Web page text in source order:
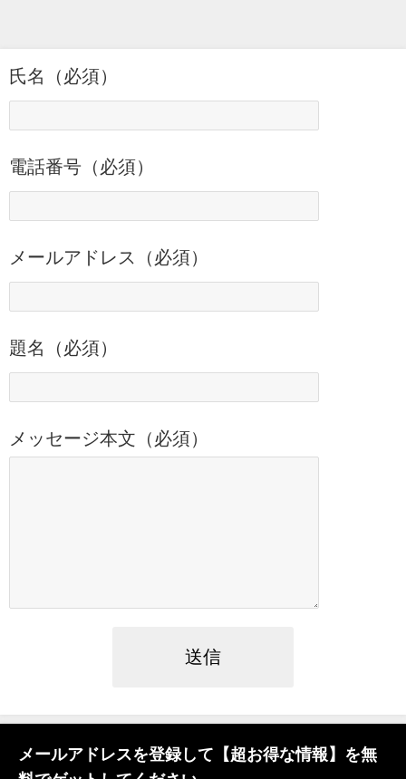
氏名（必須）
電話番号（必須）
メールアドレス（必須）
題名（必須）
メッセージ本文（必須）
メールアドレスを登録して【超お得な情報】を無